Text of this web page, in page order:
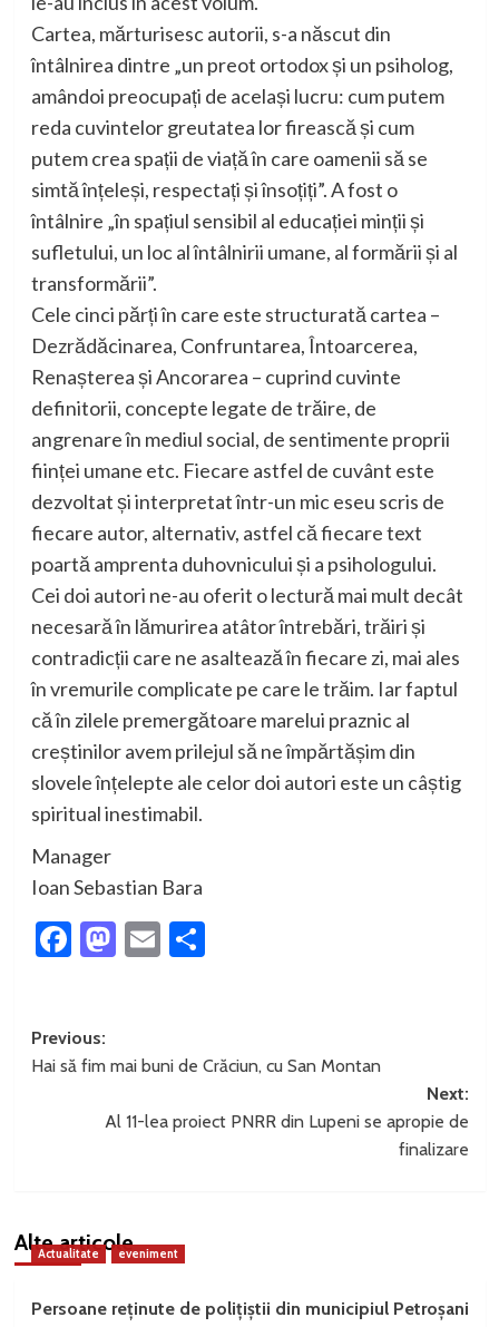
Cartea, mărturisesc autorii, s-a născut din
întâlnirea dintre „un preot ortodox și un psiholog,
amândoi preocupați de același lucru: cum putem
reda cuvintelor greutatea lor firească și cum
putem crea spații de viață în care oamenii să se
simtă înțeleși, respectați și însoțiți”. A fost o
întâlnire „în spațiul sensibil al educației minții și
sufletului, un loc al întâlnirii umane, al formării și al
transformării”.
Cele cinci părți în care este structurată cartea –
Dezrădăcinarea, Confruntarea, Întoarcerea,
Renașterea și Ancorarea – cuprind cuvinte
definitorii, concepte legate de trăire, de
angrenare în mediul social, de sentimente proprii
ființei umane etc. Fiecare astfel de cuvânt este
dezvoltat și interpretat într-un mic eseu scris de
fiecare autor, alternativ, astfel că fiecare text
poartă amprenta duhovnicului și a psihologului.
Cei doi autori ne-au oferit o lectură mai mult decât
necesară în lămurirea atâtor întrebări, trăiri și
contradicții care ne asaltează în fiecare zi, mai ales
în vremurile complicate pe care le trăim. Iar faptul
că în zilele premergătoare marelui praznic al
creștinilor avem prilejul să ne împărtășim din
slovele înțelepte ale celor doi autori este un câștig
spiritual inestimabil.
Manager
Ioan Sebastian Bara
Facebook
Mastodon
EmailPartajează
Post
navigation
Previous:
Hai să fim mai buni de Crăciun, cu San Montan
Next:
Al 11-lea proiect PNRR din Lupeni se apropie de
finalizare
Alte articole
Actualitate eveniment
Persoane reținute de polițiștii din municipiul Petroșani